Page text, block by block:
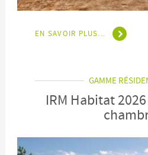
EN SAVOIR PLUS...
GAMME
IRM Habitat